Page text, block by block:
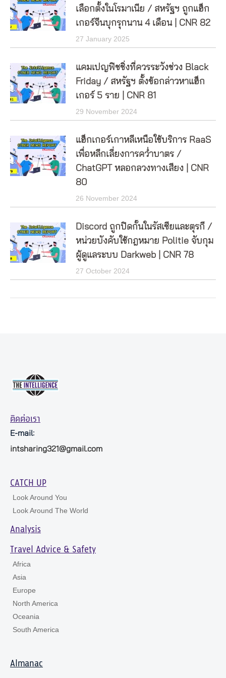
เลือกตั้งในโรมาเนีย / สหรัฐฯ ถูกแฮ็ก
เกอร์จีนบุกรุกนาน 4 เดือน | CNR 82
27 January 2025
แคมเปญฟิชชิ่งที่ควรระวังช่วง Black
Friday / สหรัฐฯ ตั้งข้อกล่าวหาแฮ็ก
เกอร์ 5 ราย | CNR 81
29 November 2024
แฮ็กเกอร์เกาหลีเหนือใช้บริการ RaaS
เพื่อหลีกเลี่ยงการคว่ำบาตร /
ChatGPT หลอกลวงทางเสียง | CNR
80
26 November 2024
Discord ถูกปิดกั้นในรัสเซียและตุรกี /
หน่วยบังคับใช้กฎหมาย Politie จับกุม
ผู้ดูแลระบบ Darkweb | CNR 78
27 October 2024
ติดต่อเรา
E-mail:
intsharing321@gmail.com
CATCH UP
Look Around You
Look Around The World
Analysis
Travel Advice & Safety
Africa
Asia
Europe
North America
Oceania
South America
Almanac